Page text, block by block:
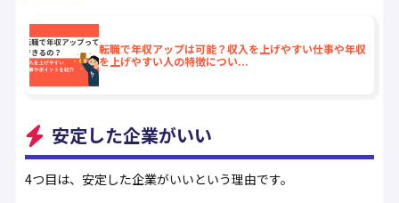
転職で年収アップは可能？収入を上げやすい仕事や年収
を上げやすい人の特徴につい...
安定した企業がいい
4つ目は、安定した企業がいいという理由です。